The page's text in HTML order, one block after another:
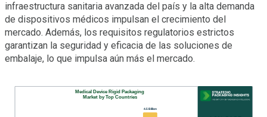
infraestructura sanitaria avanzada del país y la alta demanda
de dispositivos médicos impulsan el crecimiento del
mercado. Además, los requisitos regulatorios estrictos
garantizan la seguridad y eficacia de las soluciones de
embalaje, lo que impulsa aún más el mercado.